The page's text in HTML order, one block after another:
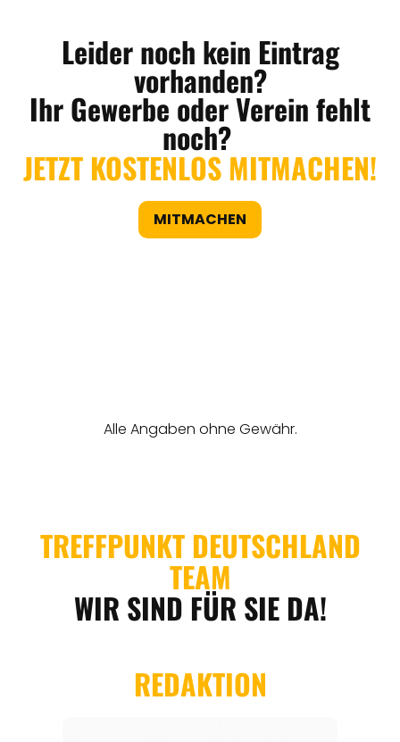
Leider noch kein Eintrag
vorhanden?
Ihr Gewerbe oder Verein fehlt
noch?
JETZT KOSTENLOS MITMACHEN!
MITMACHEN